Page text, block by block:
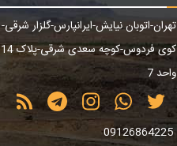
تهران-اتوبان نیایش-ایرانپارس-گلزار شرقی-
کوی فردوس-کوچه سعدی شرقی-پلاک 14
واحد 7
09126864225